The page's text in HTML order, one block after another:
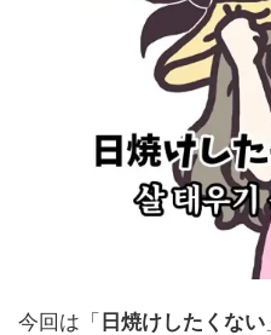
今回は「 日焼けしたくない